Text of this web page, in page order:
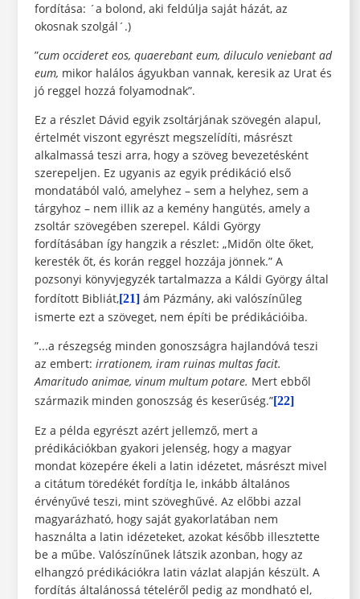
fordítása: ´a bolond, aki feldúlja saját házát, az
okosnak szolgál´.)
”cum occideret eos, quaerebant eum, diluculo veniebant ad
eum, mikor halálos ágyukban vannak, keresik az Urat és
jó reggel hozzá folyamodnak”.
Ez a részlet Dávid egyik zsoltárjának szövegén alapul,
értelmét viszont egyrészt megszelídíti, másrészt
alkalmassá teszi arra, hogy a szöveg bevezetésként
szerepeljen. Ez ugyanis az egyik prédikáció első
mondatából való, amelyhez – sem a helyhez, sem a
tárgyhoz – nem illik az a kemény hangütés, amely a
zsoltár szövegében szerepel. Káldi György
fordításában így hangzik a részlet: „Midőn ölte őket,
keresték őt, és korán reggel hozzája jönnek.” A
pozsonyi könyvjegyzék tartalmazza a Káldi György által
fordított Bibliát,[21]ám Pázmány, aki valószínűleg
ismerte ezt a szöveget, nem építi be prédikációiba.
”...a részegség minden gonoszságra hajlandóvá teszi
az embert: irrationem, iram ruinas multas facit.
Amaritudo animae, vinum multum potare. Mert ebből
származik minden gonoszság és keserűség.”[22]
Ez a példa egyrészt azért jellemző, mert a
prédikációkban gyakori jelenség, hogy a magyar
mondat közepére ékeli a latin idézetet, másrészt mivel
a citátum töredékét fordítja le, inkább általános
érvényűvé teszi, mint szöveghűvé. Az előbbi azzal
magyarázható, hogy saját gyakorlatában nem
használta a latin idézeteket, azokat később illesztette
be a műbe. Valószínűnek látszik azonban, hogy az
elhangzó prédikációkra latin vázlat alapján készült. A
fordítás általánossá tételéről pedig az mondható el,